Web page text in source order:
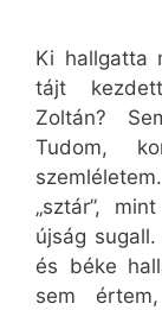
Ki hallgatta
tájt
Zoltán?
Tudom,
„sztár”,
újság
és béke
sem